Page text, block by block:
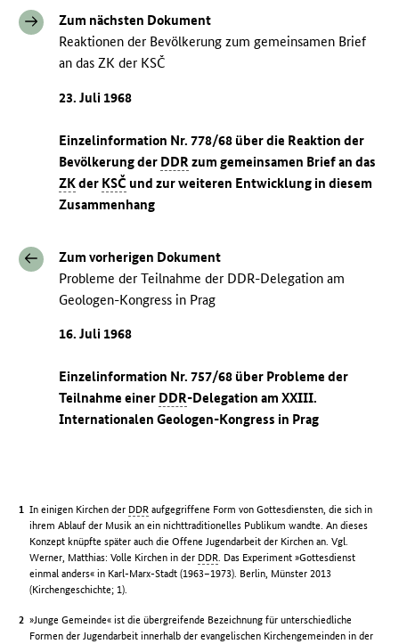
Zum nächsten Dokument
Reaktionen der Bevölkerung zum gemeinsamen Brief
an das ZK der KSČ
23. Juli 1968
Einzelinformation Nr. 778/68 über die Reaktion der
Bevölkerung der DDR zum gemeinsamen Brief an das
ZKder KSČ und zur weiteren Entwicklung in diesem
Zusammenhang
Zum vorherigen Dokument
Probleme der Teilnahme der DDR-Delegation am
Geologen-Kongress in Prag
16. Juli 1968
Einzelinformation Nr. 757/68 über Probleme der
Teilnahme einer DDR-Delegation am XXIII.
Internationalen Geologen-Kongress in Prag
In einigen Kirchen der DDR aufgegriffene Form von Gottesdiensten, die sich in
ihrem Ablauf der Musik an ein nichttraditionelles Publikum wandte. An dieses
Konzept knüpfte später auch die Offene Jugendarbeit der Kirchen an. Vgl.
Werner, Matthias: Volle Kirchen in der DDR. Das Experiment »Gottesdienst
einmal anders« in Karl-Marx-Stadt (1963–1973). Berlin, Münster 2013
(Kirchengeschichte; 1).
»Junge Gemeinde« ist die übergreifende Bezeichnung für unterschiedliche
Formen der Jugendarbeit innerhalb der evangelischen Kirchengemeinden in der